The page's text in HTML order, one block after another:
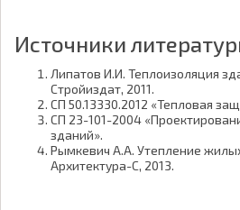
Источники
Липатов И.И. Теплоизоляция
Стройиздат, 2011.
СП 50.13330.2012 «Тепловая
СП 23-101-2004
зданий».
Рымкевич А.А. Утепление
Архитектура-С, 2013.